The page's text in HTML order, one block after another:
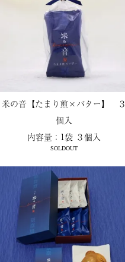
米の音【たまり煎×バター】 ３
個入
内容量：1袋 ３個入
SOLDOUT